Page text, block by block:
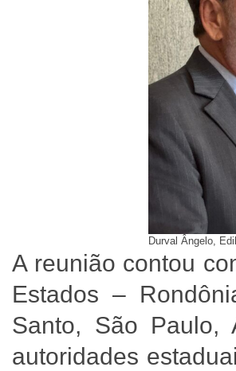
Durval Ângelo,
A reunião contou
Estados –
Santo, São
autoridades